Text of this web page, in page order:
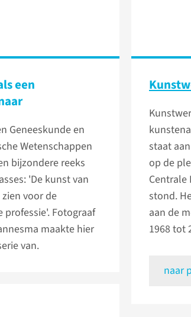
een
Geneeskunde en
Wetenschappen
bijzondere reeks
'De kunst van
voor de
professie'. Fotograaf
maakte hier
van.
staat
op de
Centrale
stond.
aan de
1968 tot
naar